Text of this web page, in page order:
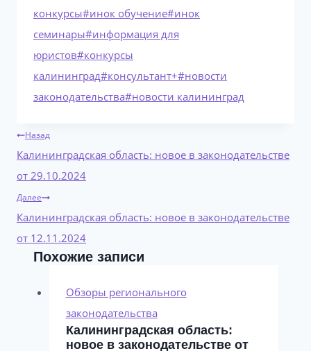
конкурсы#инок обучение#инок
семинары#информация для
юристов#конкурсы
калининград#консультант+#новости
законодательства#новости калининград
Навигация
по
записям
Назад
Калининградская область: новое в законодательстве
от 29.10.2024
Далее
Калининградская область: новое в законодательстве
от 12.11.2024
Похожие записи
Обзоры регионального
законодательства
Калининградская область:
новое в законодательстве от